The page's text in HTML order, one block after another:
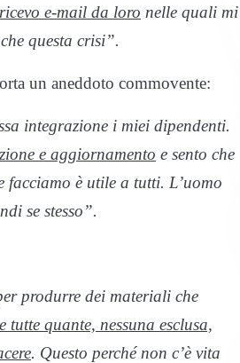
e-mail da loro nelle quali mi
questa crisi”.
un aneddoto commovente:
integrazione i miei dipendenti.
e aggiornamento e sento che
facciamo è utile a tutti. L’uomo
se stesso”.
produrre dei materiali che
quante, nessuna esclusa,
. Questo perché non c’è vita